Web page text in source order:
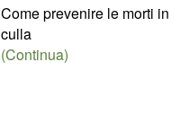
Come prevenire le morti in
culla
(Continua)